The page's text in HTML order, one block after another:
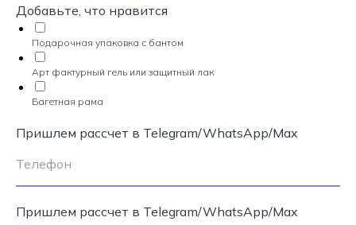
Добавьте, что нравится
Подарочная упаковка с бантом
Арт фактурный гель или защитный лак
Багетная рама
Пришлем рассчет в Telegram/WhatsApp/Max
Пришлем рассчет в Telegram/WhatsApp/Max